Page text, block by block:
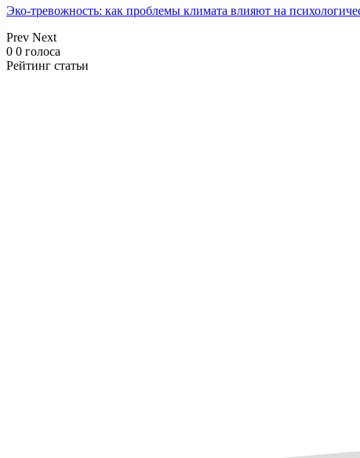
Эко-тревожность: как проблемы климата влияют на
Prev Next
0 0 голоса
Рейтинг статьи